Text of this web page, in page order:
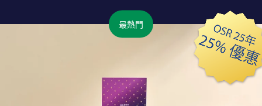
最熱門